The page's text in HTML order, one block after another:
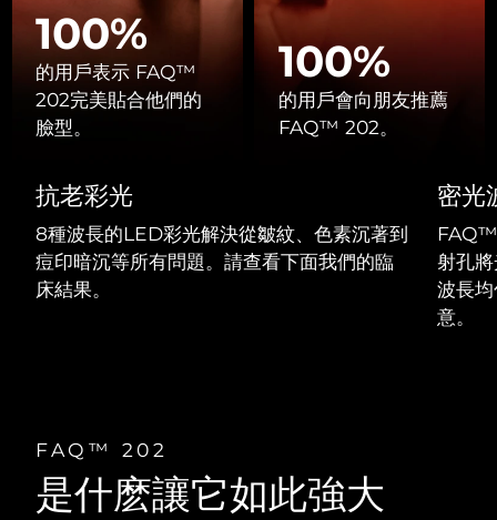
100%
的用戶表示 FAQ™
202完美貼合他們的
臉型。
100%
的用戶會向朋友推薦
FAQ™ 202。
抗老彩光
8種波長的LED彩光解決從皺紋、色素沉著到
痘印暗沉等所有問題。請查看下面我們的臨
床結果。
密光
FAQ™
射孔
波長
意。
FAQ™ 202
是什麽讓它如此強大
FAQ™產品
All anti-aging treatments
FAQ™產品
All LED treatments
FAQ™ products
All toning treatments
PEACH™ 2
IPL hair removal
Travel-friendly IPL hair removal
PEACH™ Cooling Prep Gel
LUNA™ 4 body
Massaging body brush
Firming body serum
痘肌護理
ESPADA™ 2 plus
Recurring acne LED therapy
Acne treatment device
ESPADA™ Blemish Solution
BEAR™ 2 eyes & lips
Microcurrent line smoothing device
Rejuvenating eye massager
KIWI™ derma
Diamond microdermabrasion .
Advanced pore care essentials
LUNA™ 4 hair
2-in-1 LED scalp massager
For healthy hair
牙齒美白
NEW
issa™ Teeth Whitening Gel
18% PAP
護膚品 男士
直布羅陀
希臘 預計送達日期 8/10/26
中國香港特別行政區 預計送達日期
匈牙利 8/10/26
冰島 預計送達日期 8/11/26
印尼 8/8/26
以色列
義大利 預計送達日期